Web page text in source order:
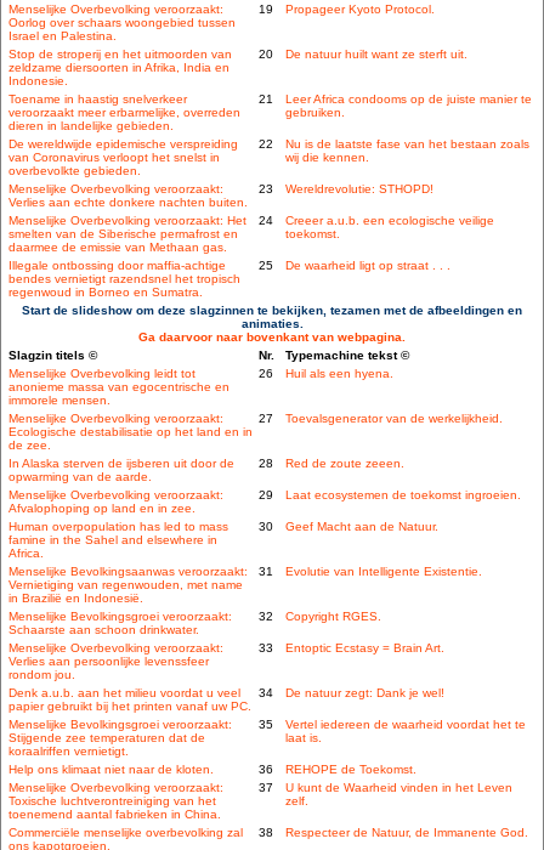
Menselijke Overbevolking veroorzaakt:
Oorlog over schaars woongebied tussen
Israel en Palestina.
19 Propageer Kyoto Protocol.
Stop de stroperij en het uitmoorden van
zeldzame diersoorten in Afrika, India en
Indonesie.
20 De natuur huilt want ze sterft uit.
Toename in haastig snelverkeer
veroorzaakt meer erbarmelijke, overreden
dieren in landelijke gebieden.
21
Leer Africa condooms op de juiste manier te
gebruiken.
De wereldwijde epidemische verspreiding
van Coronavirus verloopt het snelst in
overbevolkte gebieden.
22
Nu is de laatste fase van het bestaan zoals
wij die kennen.
Menselijke Overbevolking veroorzaakt:
Verlies aan echte donkere nachten buiten.
23 Wereldrevolutie: STHOPD!
Menselijke Overbevolking veroorzaakt: Het
smelten van de Siberische permafrost en
daarmee de emissie van Methaan gas.
24
Creeer a.u.b. een ecologische veilige
toekomst.
Illegale ontbossing door maffia-achtige
bendes vernietigt razendsnel het tropisch
regenwoud in Borneo en Sumatra.
25 De waarheid ligt op straat . . .
Start de slideshow om deze slagzinnen te bekijken, tezamen met de afbeeldingen en
animaties.
Ga daarvoor naar bovenkant van webpagina.
Slagzin titels ©
Nr.
Typemachine tekst ©
Menselijke Overbevolking leidt tot
anonieme massa van egocentrische en
immorele mensen.
26 Huil als een hyena.
Menselijke Overbevolking veroorzaakt:
Ecologische destabilisatie op het land en in
de zee.
27 Toevalsgenerator van de werkelijkheid.
In Alaska sterven de ijsberen uit door de
opwarming van de aarde.
28 Red de zoute zeeen.
Menselijke Overbevolking veroorzaakt:
Afvalophoping op land en in zee.
29 Laat ecosystemen de toekomst ingroeien.
Human overpopulation has led to mass
famine in the Sahel and elsewhere in
Africa.
30 Geef Macht aan de Natuur.
Menselijke Bevolkingsaanwas veroorzaakt:
Vernietiging van regenwouden, met name
in Brazilië en Indonesië.
31 Evolutie van Intelligente Existentie.
Menselijke Bevolkingsgroei veroorzaakt:
Schaarste aan schoon drinkwater.
32 Copyright RGES.
Menselijke Overbevolking veroorzaakt:
Verlies aan persoonlijke levenssfeer
rondom jou.
33 Entoptic Ecstasy = Brain Art.
Denk a.u.b. aan het milieu voordat u veel
papier gebruikt bij het printen vanaf uw PC.
34 De natuur zegt: Dank je wel!
Menselijke Bevolkingsgroei veroorzaakt:
Stijgende zee temperaturen dat de
koraalriffen vernietigt.
35
Vertel iedereen de waarheid voordat het te
laat is.
Help ons klimaat niet naar de kloten. 36
REHOPE de Toekomst.
Menselijke Overbevolking veroorzaakt:
Toxische luchtverontreiniging van het
toenemend aantal fabrieken in China.
37
U kunt de Waarheid vinden in het Leven
zelf.
Commerciële menselijke overbevolking zal
ons kapotgroeien.
38 Respecteer de Natuur, de Immanente God.